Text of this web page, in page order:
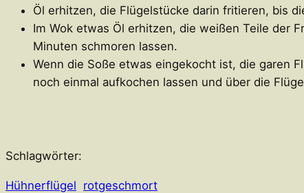
Öl erhitzen, die Flügelstücke darin fritieren, bis
Im Wok etwas Öl erhitzen, die weißen Teile der
Minuten schmoren lassen.
Wenn die Soße etwas eingekocht ist, die garen
noch einmal aufkochen lassen und über die
Schlagwörter:
Hühnerflügel rotgeschmort